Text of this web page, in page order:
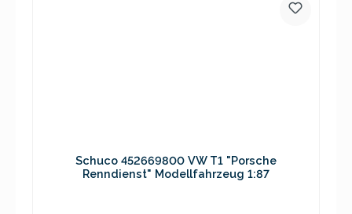
Schuco 452669800 VW T1 "Porsche
Renndienst" Modellfahrzeug 1:87